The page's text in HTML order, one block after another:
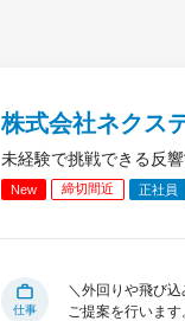
株式会社ネクス
未経験で挑戦できる反
New 締切間近 正社員
仕事
＼外回りや飛び
ご提案を行います